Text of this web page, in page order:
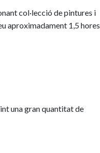
col·lecció de pintures i
aproximadament 1,5 hores
una gran quantitat de